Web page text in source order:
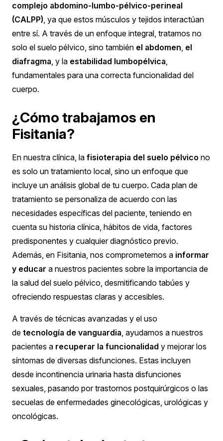
complejo abdomino-lumbo-pélvico-perineal
(CALPP), ya que estos músculos y tejidos interactúan
entre sí. A través de un enfoque integral, tratamos no
solo el suelo pélvico, sino también el abdomen, el
diafragma, y la estabilidad lumbopélvica,
fundamentales para una correcta funcionalidad del
cuerpo.
¿Cómo trabajamos en
Fisitania?
En nuestra clínica, la fisioterapia del suelo pélvico no
es solo un tratamiento local, sino un enfoque que
incluye un análisis global de tu cuerpo. Cada plan de
tratamiento se personaliza de acuerdo con las
necesidades específicas del paciente, teniendo en
cuenta su historia clínica, hábitos de vida, factores
predisponentes y cualquier diagnóstico previo.
Además, en Fisitania, nos comprometemos a informar
y educar a nuestros pacientes sobre la importancia de
la salud del suelo pélvico, desmitificando tabúes y
ofreciendo respuestas claras y accesibles.
A través de técnicas avanzadas y el uso
de tecnología de vanguardia, ayudamos a nuestros
pacientes a recuperar la funcionalidad y mejorar los
síntomas de diversas disfunciones. Estas incluyen
desde incontinencia urinaria hasta disfunciones
sexuales, pasando por trastornos postquirúrgicos o las
secuelas de enfermedades ginecológicas, urológicas y
oncológicas.